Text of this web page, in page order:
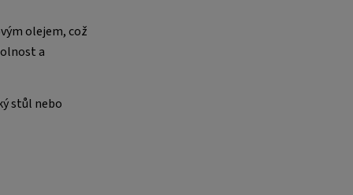
olejem, což
a
stůl nebo